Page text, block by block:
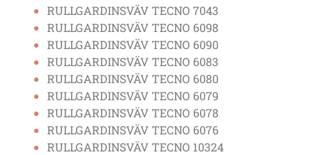
RULLGARDINSVÄV TECNO 7043
RULLGARDINSVÄV TECNO 6098
RULLGARDINSVÄV TECNO 6090
RULLGARDINSVÄV TECNO 6083
RULLGARDINSVÄV TECNO 6080
RULLGARDINSVÄV TECNO 6079
RULLGARDINSVÄV TECNO 6078
RULLGARDINSVÄV TECNO 6076
RULLGARDINSVÄV TECNO 10324